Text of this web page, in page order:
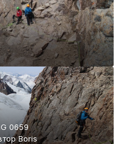
0659
Boris